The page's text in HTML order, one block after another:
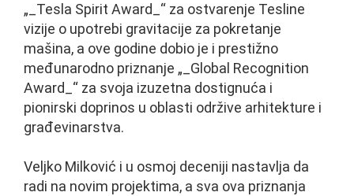
„_Tesla Spirit Award_“ za ostvarenje Tesline
vizije o upotrebi gravitacije za pokretanje
mašina, a ove godine dobio je i prestižno
međunarodno priznanje „_Global Recognition
Award_“ za svoja izuzetna dostignuća i
pionirski doprinos u oblasti održive arhitekture i
građevinarstva.
Veljko Milković i u osmoj deceniji nastavlja da
radi na novim projektima, a sva ova priznanja